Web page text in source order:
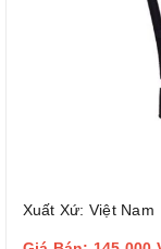
Xuất Xứ: Việt Nam